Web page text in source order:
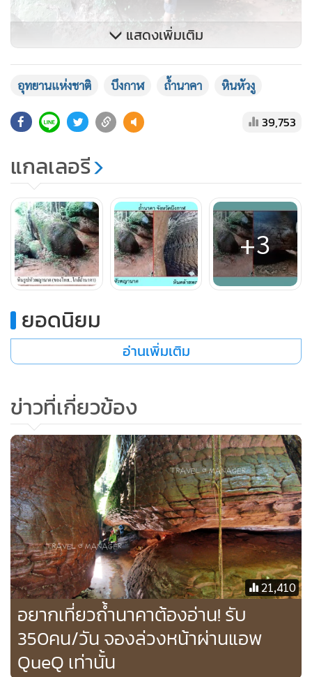
ภาพจากเฟซบุค Chaiporn Siripornpibul
อีกทั้งยังได้โพสต์รูปภาพของหินหัวพญานาค เป็นลักษณะของ
หินขนาดใหญ่กว่าตัวคน ตั้งอยู่บนพื้นดิน มีรูปทรงสามเหลี่ยมรีๆ
สำหรับ
พื้นที่อุทยานแห่งชาติภูลังกา อ.บึงโขงหลง จ.บึงกาฬ ซึ่งทาง
อุทยานจะเปิดให้ท่องเที่ยวได้ตั้งแต่วันที่ 1 กรกฎาคมเป็นต้นไป
โดยจำกัดนักท่องเที่ยววันละ 500 คน ส่วนถ้ำนาคาจำกัดนักท่อง
เที่ยววันละ 50 คน โดยสามารถจองตรงกับทางอุทยานแห่งชาติภู
ลังกาได้โดยการแอดไลน์ : plk12345678 พร้อมส่งรายละเอียดวัน
เวลาที่จะไปเที่ยว จำนวนสมาชิก สถานที่ที่จะเข้าไปเที่ยว ส่วน
การจองผ่านแอพ QueQ นั้นจะเป็นการจองโดยรวม ไม่แยกจุด
ท่องเที่ยว เจ้าหน้าที่จะต้องโทร.ไปสอบถามจากนักท่องเที่ยวอีก
คลิกอ่าน
อยากเที่ยวถ้ำนาคาต้องอ่าน! รับ
นทท.เพียง 50 คน/วัน แอดไลน์จอง
ตรงกับอุทยานฯภูลังกา
แสดงเพิ่มเติม
อุทยานแห่งชาติ บึงกาฬ ถ้ำนาคา หินหัวงู
39,753
แกลเลอรี
+3
ยอดนิยม
อ่านเพิ่มเติม
ข่าวที่เกี่ยวข้อง
21,410
อยากเที่ยวถ้ำนาคาต้องอ่าน! รับ
350คน/วัน จองล่วงหน้าผ่านแอพ
QueQ เท่านั้น